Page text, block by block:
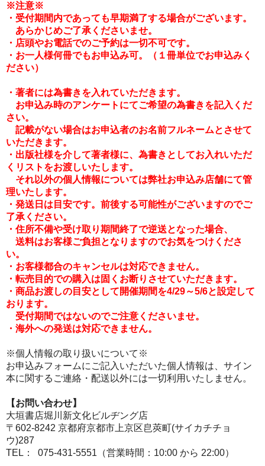
※注意※
・ 受付期間内であっても早期満了する場合がございます。
あらかじめご了承くださいませ。
・店頭やお電話でのご予約は一切不可です。
・お一人様何冊でもお申込み可。（１冊単位でお申込みく
ださい）
・著者には為書きを入れていただきます。
お申込み時のアンケートにてご希望の為書きを記入くだ
さい。
記載がない場合はお申込者のお名前フルネームとさせて
いただきます。
・出版社様を介して著者様に、為書きとしてお入れいただ
くリストをお渡しいたします。
それ以外の個人情報については弊社お申込み店舗にて管
理いたします。
・発送日は目安です。前後する可能性がございますのでご
了承ください。
・住所不備や受け取り期間終了で逆送となった場合、
送料はお客様ご負担となりますのでお気をつけくださ
い。
・お客様都合のキャンセルは対応できません。
・転売目的での購入は固くお断りさせていただきます。
・商品お渡しの目安として開催期間を4/29～5/6と設定して
おります。
受付期間ではないのでご注意くださいませ。
・海外への発送は対応できません。
※個人情報の取り扱いについて※
お申込みフォームにご記入いただいた個人情報は、サイン
本に関するご連絡・配送以外には一切利用いたしません。
【お問い合わせ】
大垣書店堀川新文化ビルヂング店
〒602-8242 京都府京都市上京区皀莢町(サイカチチョ
ウ)287
TEL： 075-431-5551（営業時間：10:00 から 22:00）